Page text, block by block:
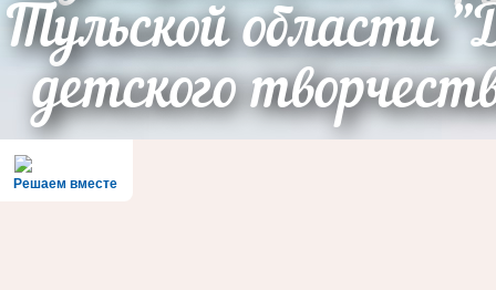
Тульской области
детского
Решаем вместе